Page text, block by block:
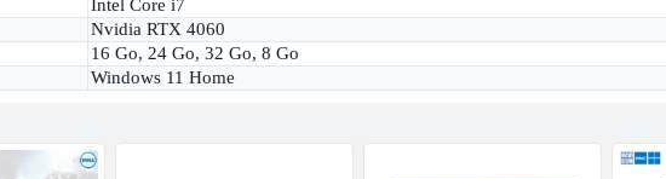
Intel Core i7
Nvidia RTX 4060
16 Go, 24 Go, 32 Go, 8 Go
Windows 11 Home